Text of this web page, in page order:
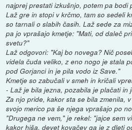
najprej prestati izkušnjo, potem pa bodi
Laž gre in stopi v krčmo, tam so sedeli
so tarnali o slabih časih. Laž sede za
pa jo vprašajo kmetje: "Mati, od daleč
svetu?"
Laž odgovori: "Kaj bo novega? Nič
videla čuda veliko, z eno nogo je stala
pod Gorjanci in je pila vodo iz Save."
Kmetje so zabučali v smeh in kričali
- Laž je bila jezna, pozabila je plačati in
Za njo pride, kakor sta se bila zmenila,
svojo merico pa še njega vprašajo po
"Drugega ne vem," je rekel: "jajce sem
kakor hiša, devet kovačev ga je z dleti